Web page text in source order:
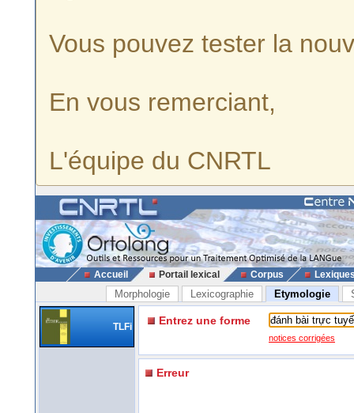
Vous pouvez tester la
En vous remerciant,
L'équipe du CNRTL
Accueil Portail lexical Corpus
Morphologie Lexicographie Etymologie
TLFi Entrez une forme
notices corrigées
Erreur